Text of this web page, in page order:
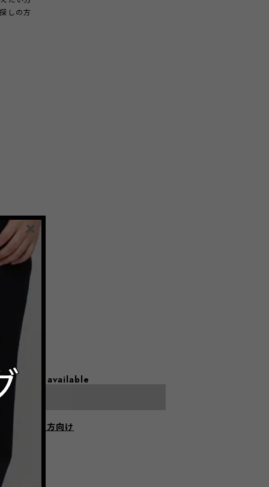
しの方
shipping available
Sold out
住まいの方向け
ON